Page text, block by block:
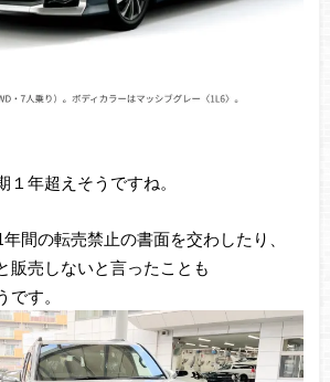
１年超えそうですね。
間の転売禁止の書面を交わしたり、
販売しないと言ったことも
す。